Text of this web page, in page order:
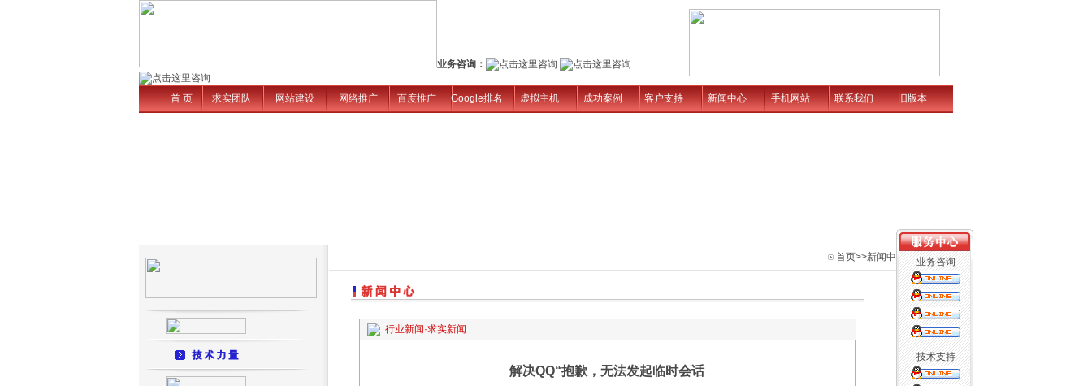
业务咨询：
首 页 求实团队 网站建设 网络推广 百度推广 Google排名 虚拟主机 成功案例 客户支持 新闻中心 手机网站 联系我们 旧版本
首页>>新闻中心
行业新闻·求实新闻
解决QQ“抱歉，无法发起临时会话
业务咨询
技术支持